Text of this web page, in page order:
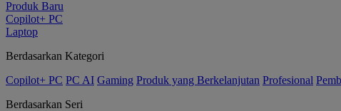
Produk Baru
Copilot+ PC
Laptop
Berdasarkan Kategori
Copilot+ PC PC AI Gaming Produk yang Berkelanjutan Profesional
Berdasarkan Seri